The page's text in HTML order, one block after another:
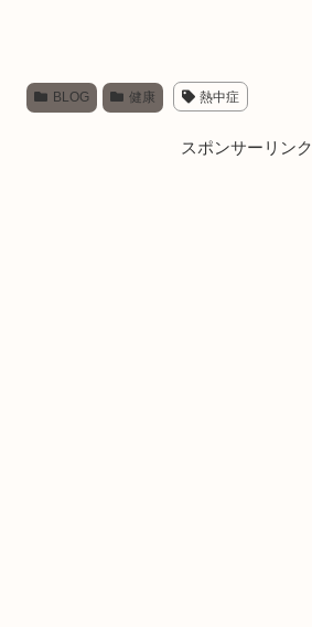
BLOG 健康 熱中症
スポンサーリンク